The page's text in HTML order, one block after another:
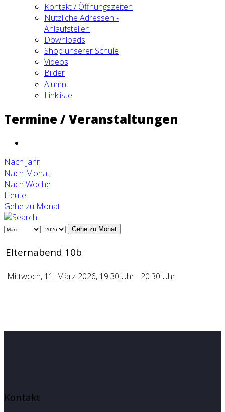
Kontakt / Öffnungszeiten
Nützliche Adressen -
Anlaufstellen
Downloads
Shop unserer Schule
Videos
Bilder
Alumni
Linkliste
Termine / Veranstaltungen
Nach Jahr
Nach Monat
Nach Woche
Heute
Gehe zu Monat
Gehe zu Monat
Elternabend 10b
Mittwoch, 11. März 2026, 19:30 Uhr - 20:30 Uhr
Kontakt